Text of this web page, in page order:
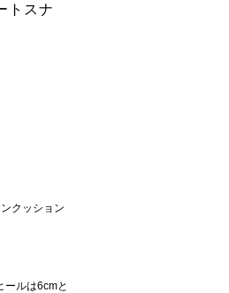
トスナ
クッション
ールは6cmと